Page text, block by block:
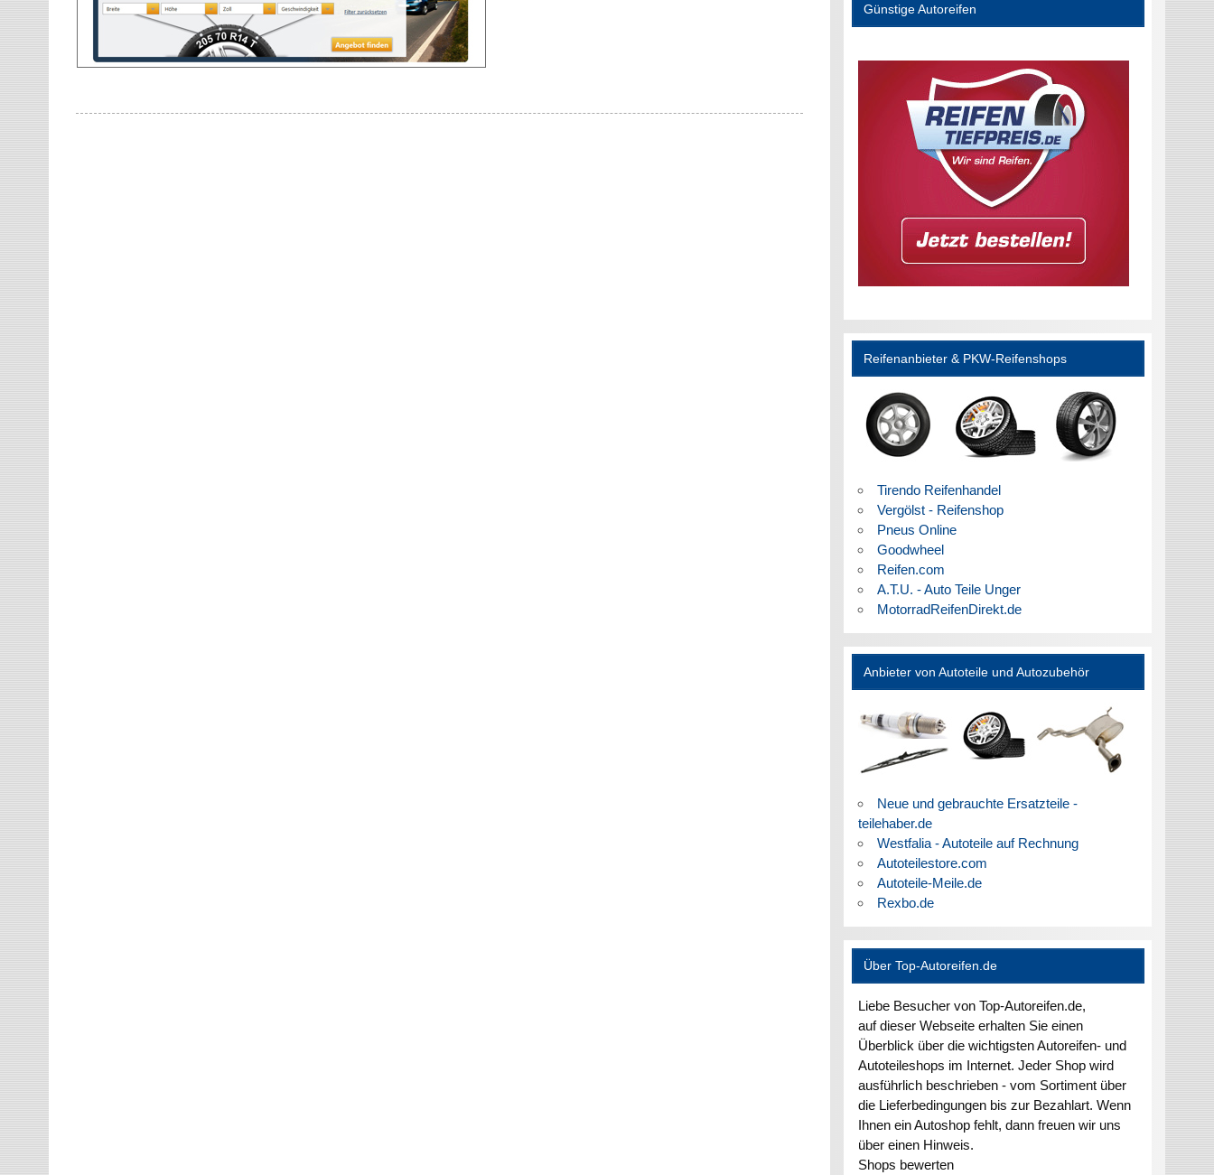
Günstige Autoreifen
Reifenanbieter & PKW-Reifenshops
Tirendo Reifenhandel
Vergölst - Reifenshop
Pneus Online
Goodwheel
Reifen.com
A.T.U. - Auto Teile Unger
MotorradReifenDirekt.de
Anbieter von Autoteile und Autozubehör
Neue und gebrauchte Ersatzteile -
teilehaber.de
Westfalia - Autoteile auf Rechnung
Autoteilestore.com
Autoteile-Meile.de
Rexbo.de
Über Top-Autoreifen.de
Liebe Besucher von Top-Autoreifen.de,
auf dieser Webseite erhalten Sie einen
Überblick über die wichtigsten Autoreifen- und
Autoteileshops im Internet. Jeder Shop wird
ausführlich beschrieben - vom Sortiment über
die Lieferbedingungen bis zur Bezahlart. Wenn
Ihnen ein Autoshop fehlt, dann freuen wir uns
über einen Hinweis.
Shops bewerten